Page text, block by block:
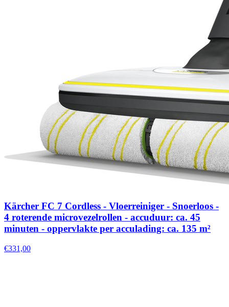
Kärcher FC 7 Cordless - Vloerreiniger - Snoerloos -
4 roterende microvezelrollen - accuduur: ca. 45
minuten - oppervlakte per acculading: ca. 135 m²
€331,00